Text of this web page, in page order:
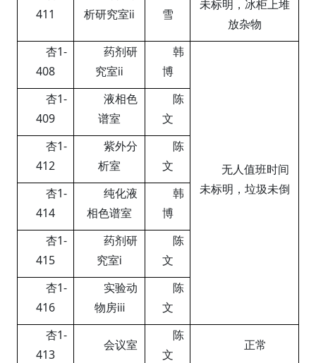
411
析研究室ⅱ
雪
未标明，冰柜上堆
放杂物
杏1-
408
药剂研
究室ⅱ
韩
博
无人值班时间
未标明，垃圾未倒
杏1-
409
液相色
谱室
陈
文
杏1-
412
紫外分
析室
陈
文
杏1-
414
纯化液
相色谱室
韩
博
杏1-
415
药剂研
究室ⅰ
陈
文
杏1-
416
实验动
物房ⅲ
陈
文
杏1-
413
会议室
陈
文
正常